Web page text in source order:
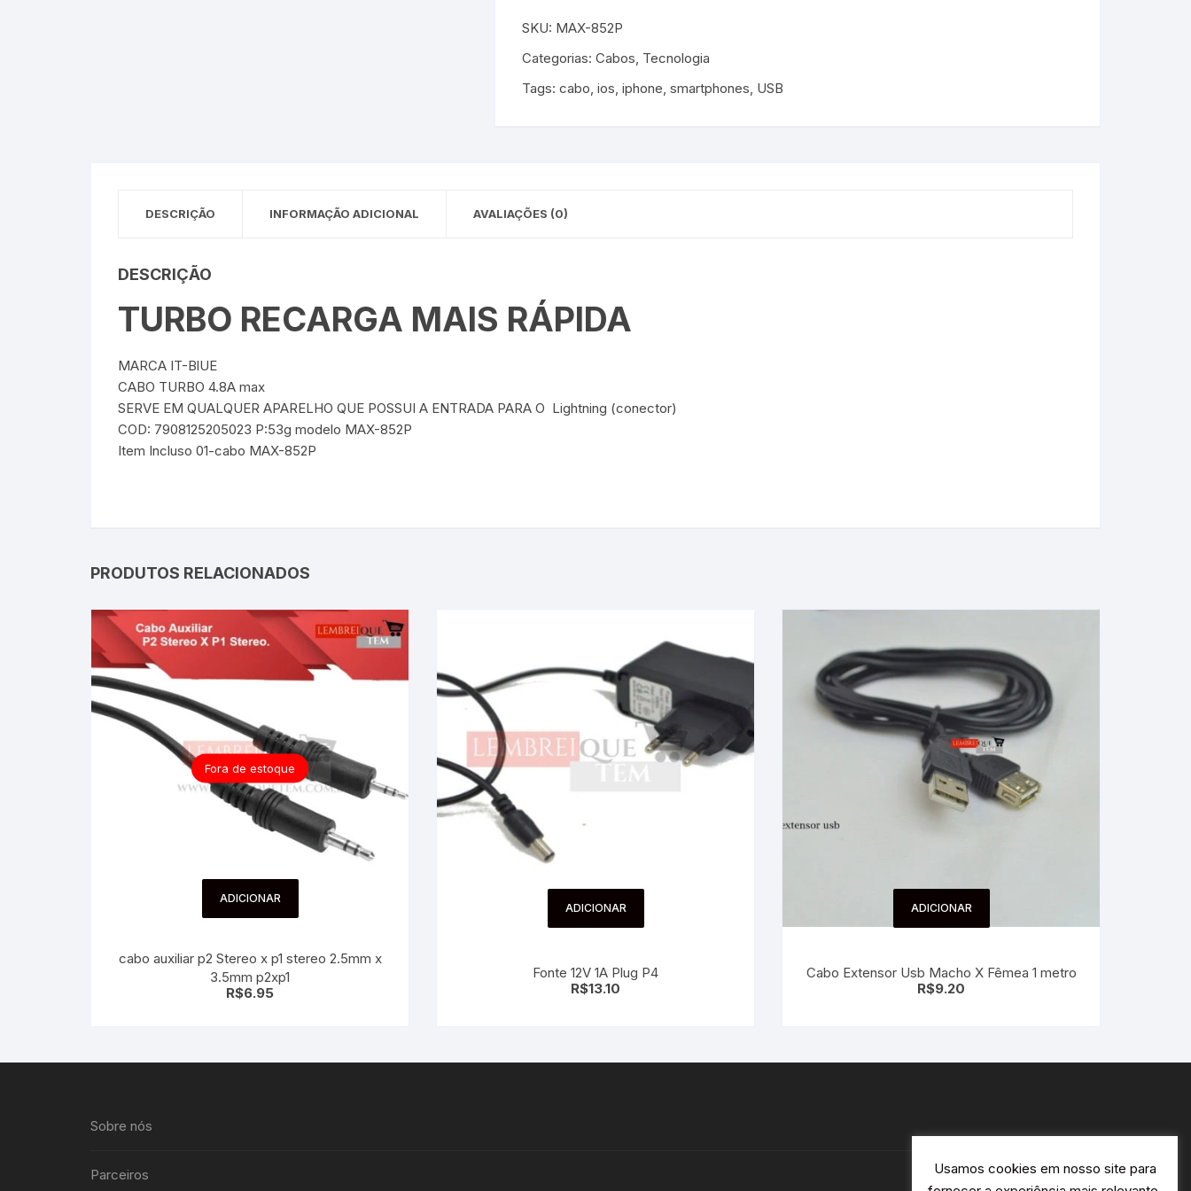
SKU: MAX-852P
Categorias: Cabos, Tecnologia
Tags: cabo, ios, iphone, smartphones, USB
DESCRIÇÃO INFORMAÇÃO ADICIONAL AVALIAÇÕES (0)
DESCRIÇÃO
TURBO RECARGA MAIS RÁPIDA
MARCA IT-BlUE
CABO TURBO 4.8A max
SERVE EM QUALQUER APARELHO QUE POSSUI A ENTRADA PARA O Lightning (conector)
COD: 7908125205023 P:53g modelo MAX-852P
Item Incluso 01-cabo MAX-852P
PRODUTOS RELACIONADOS
Fora de estoque
ADICIONAR
cabo auxiliar p2 Stereo x p1 stereo 2.5mm x
3.5mm p2xp1
R$6.95
ADICIONAR
Fonte 12V 1A Plug P4
R$13.10
ADICIONAR
Cabo Extensor Usb Macho X Fêmea 1 metro
R$9.20
Sobre nós
Parceiros
Usamos cookies em nosso site para